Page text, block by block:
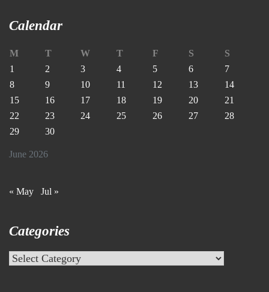
Calendar
June 2026
M T W T F S
S
1
2 3 4 5 6
7
8
9 10 11 12 13
14
15
16 17 18 19 20
21
22
23 24 25 26 27
28
29
30
« May Jul »
Categories
Categories